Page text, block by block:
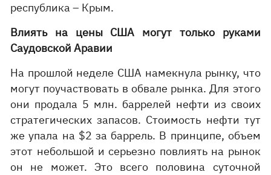
республика – Крым.
Влиять на цены США могут только руками
Саудовской Аравии
На прошлой неделе США намекнула рынку, что
могут поучаствовать в обвале рынка. Для этого
они продала 5 млн. баррелей нефти из своих
стратегических запасов. Стоимость нефти тут
же упала на $2 за баррель. В принципе, объем
этот небольшой и серьезно повлиять на рынок
он не может. Это всего половина суточной